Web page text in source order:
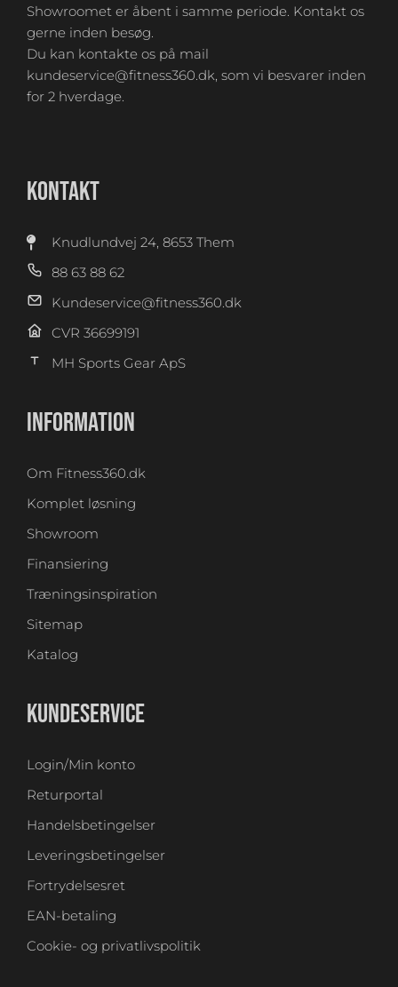
Showroomet er åbent i samme periode. Kontakt os
gerne inden besøg.
Du kan kontakte os på mail
kundeservice@fitness360.dk, som vi besvarer inden
for 2 hverdage.
KONTAKT
Knudlundvej 24, 8653 Them
88 63 88 62
Kundeservice@fitness360.dk
CVR 36699191
MH Sports Gear ApS
INFORMATION
Om Fitness360.dk
Komplet løsning
Showroom
Finansiering
Træningsinspiration
Sitemap
Katalog
KUNDESERVICE
Login/Min konto
Returportal
Handelsbetingelser
Leveringsbetingelser
Fortrydelsesret
EAN-betaling
Cookie- og privatlivspolitik